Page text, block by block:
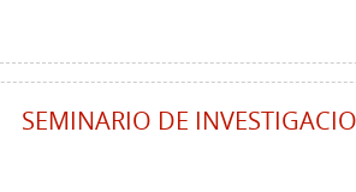
SEMINARIO DE